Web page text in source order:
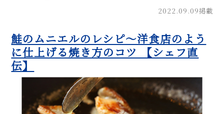
2022.09.09掲載
鮭のムニエルのレシピ～洋食店のよう
に仕上げる焼き方のコツ 【シェフ直
伝】